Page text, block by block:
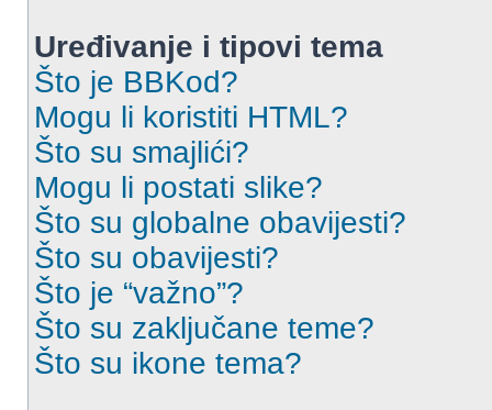
Uređivanje i tipovi tema
Što je BBKod?
Mogu li koristiti HTML?
Što su smajlići?
Mogu li postati slike?
Što su globalne obavijesti?
Što su obavijesti?
Što je “važno”?
Što su zaključane teme?
Što su ikone tema?